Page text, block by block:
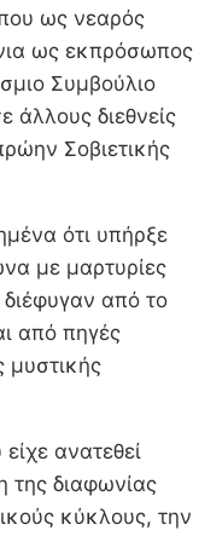
ως νεαρός
ως εκπρόσωπος
Συμβούλιο
άλλους διεθνείς
Σοβιετικής
ότι υπήρξε
με μαρτυρίες
από το
από πηγές
μυστικής
ανατεθεί
της διαφωνίας
κύκλους, την